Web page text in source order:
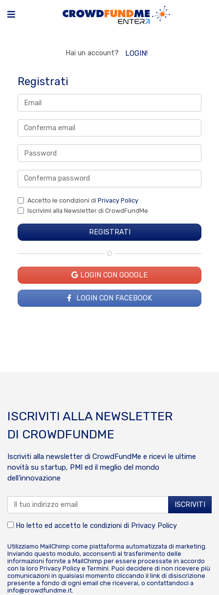
Hai un account? LOGIN!
Registrati
Accetto le condizioni di Privacy Policy
Iscrivimi alla Newsletter di CrowdFundMe
O
LOGIN CON GOOGLE
LOGIN CON FACEBOOK
ISCRIVITI ALLA NEWSLETTER
DI CROWDFUNDME
Iscriviti alla newsletter di CrowdFundMe e ricevi le ultime
novità su startup, PMI ed il meglio del mondo
dell’innovazione
Ho letto ed accetto le condizioni di Privacy Policy
Utilizziamo MailChimp come piattaforma automatizzata di marketing.
Inviando questo modulo, acconsenti al trasferimento delle
informazioni fornite a MailChimp per essere processate in accordo
con la loro Privacy Policy e Termini. Puoi decidere di non ricevere più
comunicazioni in qualsiasi momento cliccando il link di disiscrizione
presente a fondo di ogni email che riceverai, o contattandoci a
info@crowdfundme.it.